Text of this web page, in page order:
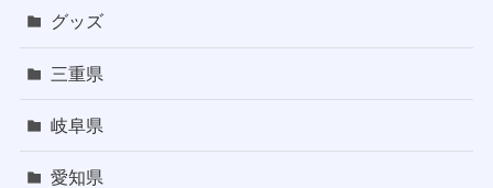
グッズ
三重県
岐阜県
愛知県